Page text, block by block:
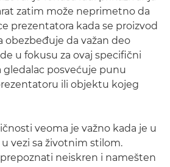
zatim može neprimetno da
prezentatora kada se proizvod
obezbeđuje da važan deo
u fokusu za ovaj specifični
gledalac posvećuje punu
ili objektu kojeg
veoma je važno kada je u
vezi sa životnim stilom.
neiskren i namešten